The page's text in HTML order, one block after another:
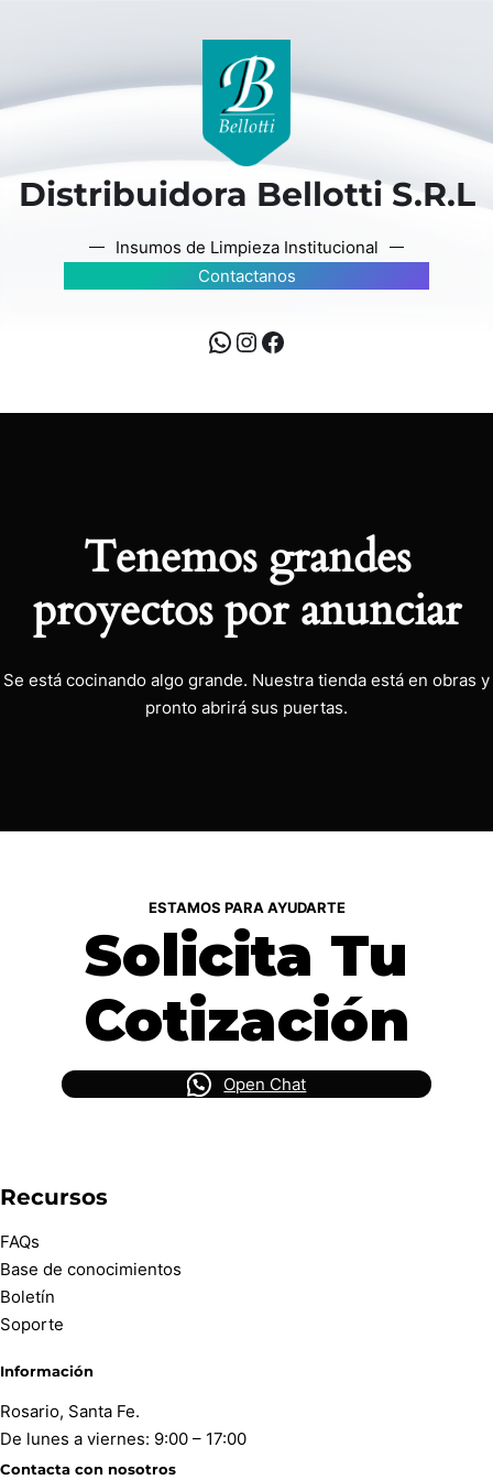
Distribuidora Bellotti S.R.L
Insumos de Limpieza Institucional
Contactanos
Tenemos grandes
proyectos por anunciar
Se está cocinando algo grande. Nuestra tienda está en obras y
pronto abrirá sus puertas.
ESTAMOS PARA AYUDARTE
Solicita Tu
Cotización
Open Chat
Recursos
FAQs
Base de conocimientos
Boletín
Soporte
Información
Rosario, Santa Fe.
De lunes a viernes: 9:00 – 17:00
Contacta con nosotros